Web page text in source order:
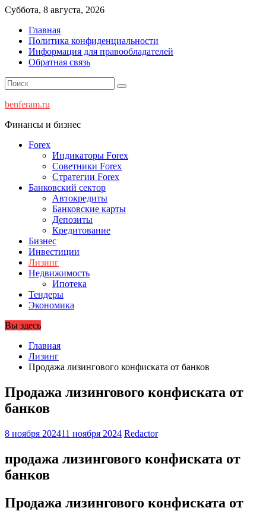
Перейти
содержимому
Суббота, 8 августа, 2026
Главная
Политика конфиденциальности
Информация для правообладателей
Обратная связь
benferam.ru
Финансы и бизнес
Forex
Индикаторы Forex
Советники Forex
Стратегии Forex
Банковский сектор
Автокредиты
Банковские карты
Депозиты
Кредитование
Бизнес
Инвестиции
Лизинг
Недвижимость
Ипотека
Тендеры
Экономика
Вы здесь
Главная
Лизинг
Продажа лизингового конфиската от банков
Продажа лизингового конфиската от
банков
8 ноября 202411 ноября 2024 Redactor
продажа лизингового конфиската от
банков
Продажа лизингового конфиската от